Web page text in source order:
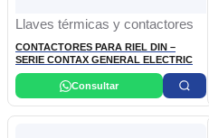
Llaves térmicas y contactores
CONTACTORES PARA RIEL DIN –
SERIE CONTAX GENERAL ELECTRIC
Consultar